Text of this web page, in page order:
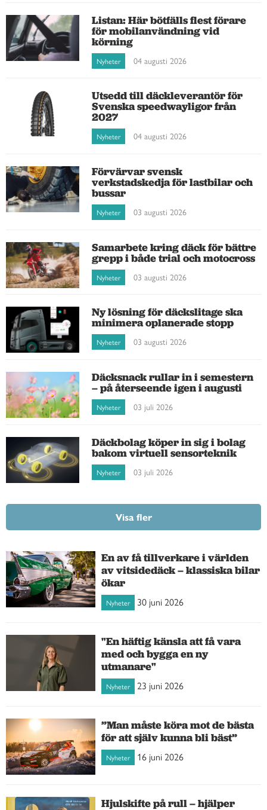
Listan: Här bötfälls flest förare
för mobilanvändning vid
körning
Nyheter 04 augusti 2026
Utsedd till däckleverantör för
Svenska speedwayligor från
2027
Nyheter 04 augusti 2026
Förvärvar svensk
verkstadskedja för lastbilar och
bussar
Nyheter 03 augusti 2026
Samarbete kring däck för bättre
grepp i både trial och motocross
Nyheter 03 augusti 2026
Ny lösning för däckslitage ska
minimera oplanerade stopp
Nyheter 03 augusti 2026
Däcksnack rullar in i semestern
– på återseende igen i augusti
Nyheter 03 juli 2026
Däckbolag köper in sig i bolag
bakom virtuell sensorteknik
Nyheter 03 juli 2026
Visa fler
En av få tillverkare i världen
av vitsidedäck – klassiska bilar
ökar
Nyheter 30 juni 2026
"En häftig känsla att få vara
med och bygga en ny
utmanare"
Nyheter 23 juni 2026
”Man måste köra mot de bästa
för att själv kunna bli bäst”
Nyheter 16 juni 2026
Hjulskifte på rull – hjälper